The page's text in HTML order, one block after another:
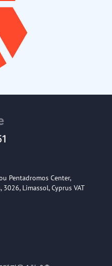
Pentadromos Center,
Limassol, Cyprus VAT